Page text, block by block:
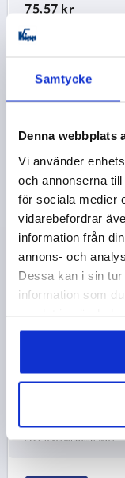
Samtycke
Denna webbplats
Vi använder
och annonserna
för sociala medier
vidarebefordrar
information från
annons- och
Dessa kan i sin
information som
75,57 kr
exkl. leveranskostnader
K2122 IG
EXCENTERSPAK
GÄNGA=M8
MATERIAL
D2=11
BREDD=33
SLAG S=1,5
HANDKRAFT FH
Beställningsnummer:
exkl. moms
exkl. leveranskostnader